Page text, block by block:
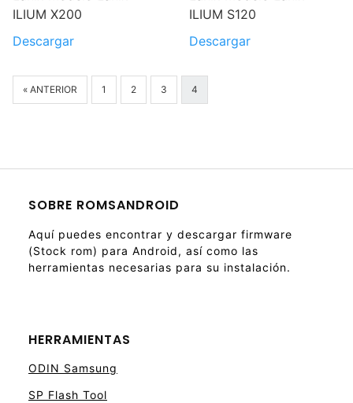
ILIUM X200
Descargar
ILIUM S120
Descargar
« ANTERIOR 1 2 3 4
SOBRE ROMSANDROID
Aquí puedes encontrar y descargar firmware
(Stock rom) para Android, así como las
herramientas necesarias para su instalación.
HERRAMIENTAS
ODIN Samsung
SP Flash Tool